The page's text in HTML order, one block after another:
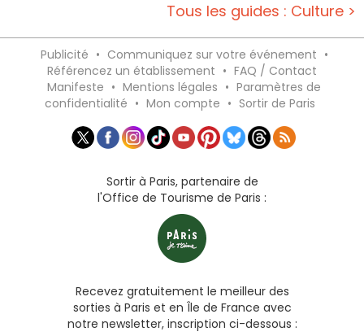
Tous les guides : Culture >
Publicité • Communiquez sur votre événement •
Référencez un établissement • FAQ / Contact
Manifeste • Mentions légales • Paramètres de
confidentialité • Mon compte • Sortir de Paris
Sortir à Paris, partenaire de
l'Office de Tourisme de Paris :
Recevez gratuitement le meilleur des
sorties à Paris et en Île de France avec
notre newsletter, inscription ci-dessous :